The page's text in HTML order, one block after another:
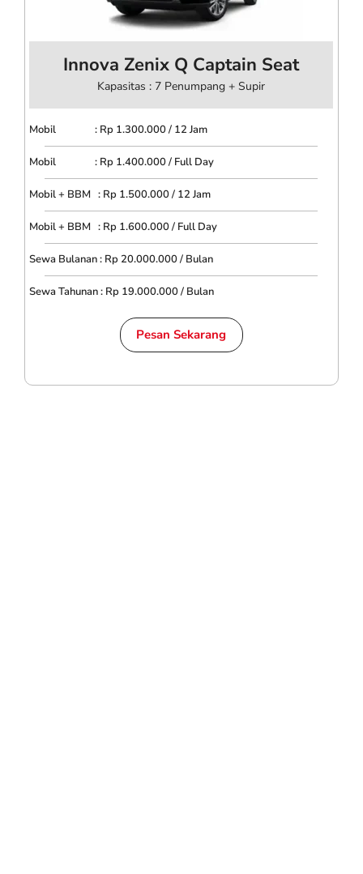
Innova Zenix Q Captain Seat
Kapasitas : 7 Penumpang + Supir
Mobil : Rp 1.300.000 / 12 Jam
Mobil : Rp 1.400.000 / Full Day
Mobil + BBM : Rp 1.500.000 / 12 Jam
Mobil + BBM : Rp 1.600.000 / Full Day
Sewa Bulanan : Rp 20.000.000 / Bulan
Sewa Tahunan : Rp 19.000.000 / Bulan
Pesan Sekarang